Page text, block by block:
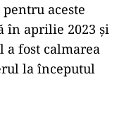
aceste
în aprilie 2023 și
a fost calmarea
la începutul